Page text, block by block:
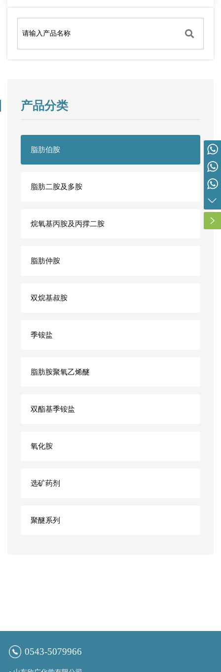
产品分类
脂肪伯胺
脂肪二胺及多胺
烷氧基丙胺及丙撑二胺
脂肪仲胺
双烷基叔胺
季铵盐
脂肪胺聚氧乙烯醚
双酯基季铵盐
氧化胺
选矿药剂
聚醚系列
0543-5079966